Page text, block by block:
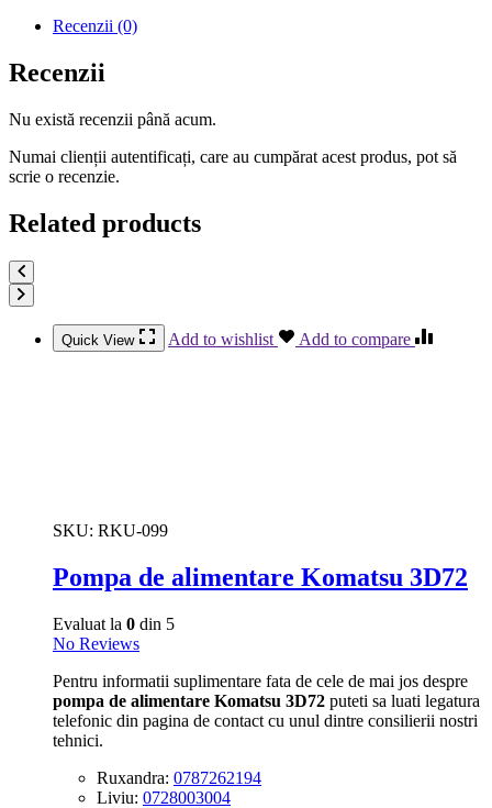
Recenzii (0)
Recenzii
Nu există recenzii până acum.
Numai clienții autentificați, care au cumpărat acest produs, pot să
scrie o recenzie.
Related products
Quick View Add to wishlist Add to compare
SKU: RKU-099
Pompa de alimentare Komatsu 3D72
Evaluat la 0 din 5
No Reviews
Pentru informatii suplimentare fata de cele de mai jos despre
pompa de alimentare Komatsu 3D72 puteti sa luati legatura
telefonic din pagina de contact cu unul dintre consilierii nostri
tehnici.
Ruxandra: 0787262194
Liviu: 0728003004